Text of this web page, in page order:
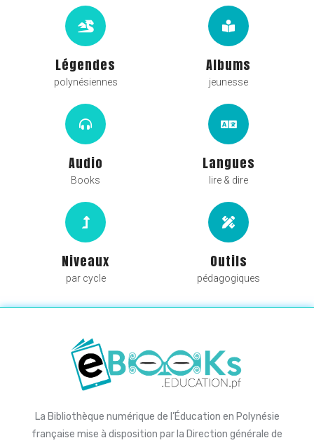
Légendes
polynésiennes
Albums
jeunesse
Audio
Books
Langues
lire & dire
Niveaux
par cycle
Outils
pédagogiques
La Bibliothèque numérique de l’Éducation en Polynésie
française mise à disposition par la Direction générale de